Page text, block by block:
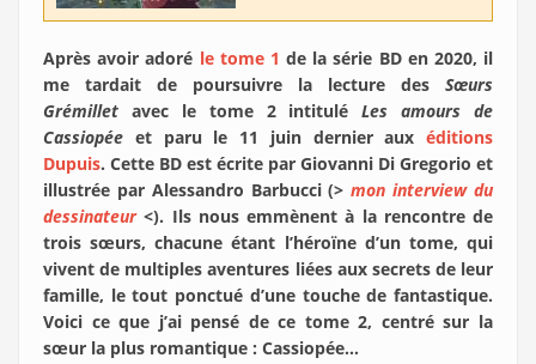
Après avoir adoré le tome 1 de la série BD en 2020, il
me tardait de poursuivre la lecture des Sœurs
Grémillet avec le tome 2 intituléLes amours de
Cassiopée et paru le 11 juin dernier aux éditions
Dupuis. Cette BD est écrite par Giovanni Di Gregorio et
illustrée par Alessandro Barbucci (>mon interview du
dessinateur <). Ils nous emmènent à la rencontre de
trois sœurs, chacune étant l’héroïne d’un tome, qui
vivent de multiples aventures liées aux secrets de leur
famille, le tout ponctué d’une touche de fantastique.
Voici ce que j’ai pensé de ce tome 2, centré sur la
sœur la plus romantique : Cassiopée…